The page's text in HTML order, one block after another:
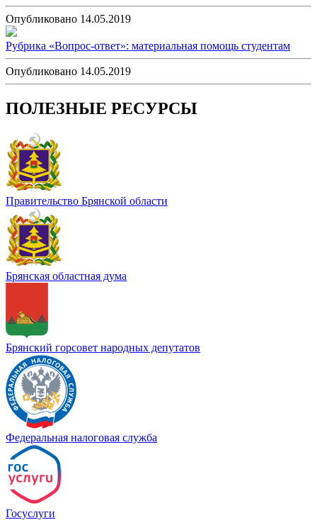
Опубликовано 14.05.2019
Рубрика «Вопрос-ответ»: материальная помощь студентам
Опубликовано 14.05.2019
ПОЛЕЗНЫЕ РЕСУРСЫ
Правительство Брянской области
Брянская областная дума
Брянский горсовет народных депутатов
Федеральная налоговая служба
Госуслуги